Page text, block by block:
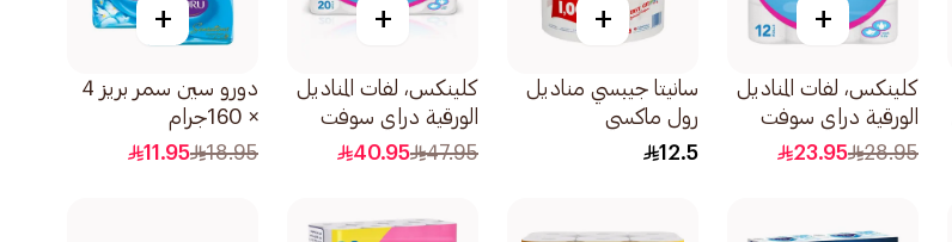
+
كلينكس، لفات المناديل
الورقية دراي سوفت
للحمامات، عبوة تحتوي
28.95
23.95
+
سانيتا جيبسي مناديل
رول ماكسي
1000منديل
12.5
+
كلينكس، لفات المناديل
الورقية دراي سوفت
للحمامات 20 رول
47.95
40.95
+
دورو سين سمر بريز 4
× 160جرام
18.95
11.95